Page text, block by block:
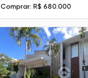
Comprar: R$ 680.000